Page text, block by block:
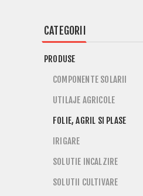
CATEGORII
PRODUSE
COMPONENTE SOLARII
UTILAJE AGRICOLE
FOLIE, AGRIL SI PLASE
IRIGARE
SOLUTIE INCALZIRE
SOLUTII CULTIVARE